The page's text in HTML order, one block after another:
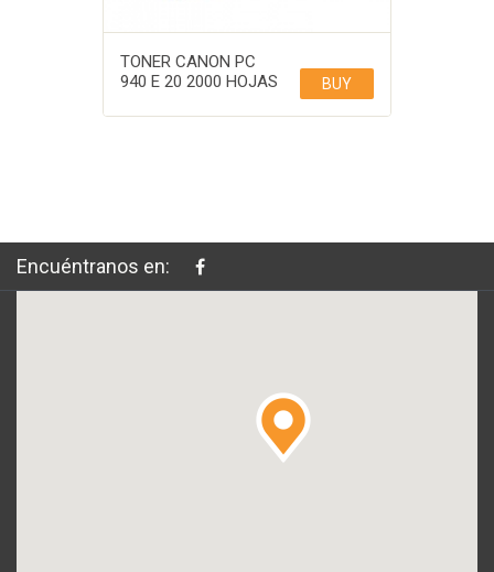
TONER CANON PC
940 E 20 2000 HOJAS
BUY
Encuéntranos en: